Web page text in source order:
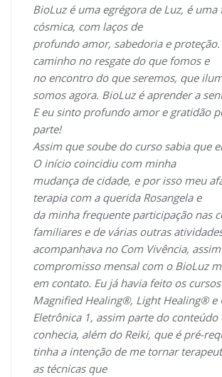
BioLuz é uma egrégora de Luz, é uma
cósmica, com laços de
profundo amor, sabedoria e
caminho no resgate do que fomos e
no encontro do que seremos, que
somos agora. BioLuz é aprender a
E eu sinto profundo amor e gratidão
parte!
Assim que soube do curso sabia que
O início coincidiu com minha
mudança de cidade, e por isso meu
terapia com a querida Rosangela e
da minha frequente participação nas
familiares e de várias outras
acompanhava no Com Vivência,
compromisso mensal com o BioLuz
em contato. Eu já havia feito os
Magnified Healing®, Light Healing® e
Eletrônica 1, assim parte do conteúdo
conhecia, além do Reiki, que é pré-
tinha a intenção de me tornar
as técnicas que